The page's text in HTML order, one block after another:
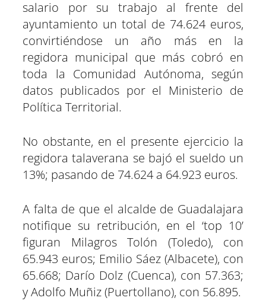
i
e
n
e
)
i
e
n
k i
e
n
p i
r
e
n
m i
e
n
s
t
i
e
n
salario por su trabajo al frente del
ayuntamiento un total de 74.624 euros,
convirtiéndose un año más en la
regidora municipal que más cobró en
toda la Comunidad Autónoma, según
datos publicados por el Ministerio de
Política Territorial.
No obstante, en el presente ejercicio la
regidora talaverana se bajó el sueldo un
13%; pasando de 74.624 a 64.923 euros.
A falta de que el alcalde de Guadalajara
notifique su retribución, en el ‘top 10’
figuran Milagros Tolón (Toledo), con
65.943 euros; Emilio Sáez (Albacete), con
65.668; Darío Dolz (Cuenca), con 57.363;
y Adolfo Muñiz (Puertollano), con 56.895.